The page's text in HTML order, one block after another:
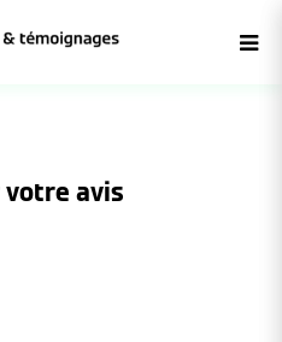
votre avis